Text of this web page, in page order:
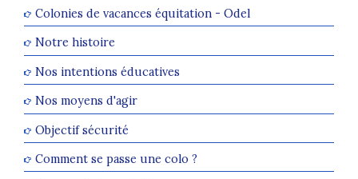
Colonies de vacances équitation - Odel
Notre histoire
Nos intentions éducatives
Nos moyens d'agir
Objectif sécurité
Comment se passe une colo ?